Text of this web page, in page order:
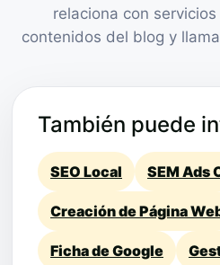
relaciona con
contenidos del blog y
También puede
SEO Local SEM Ads
Creación de Página
Ficha de Google